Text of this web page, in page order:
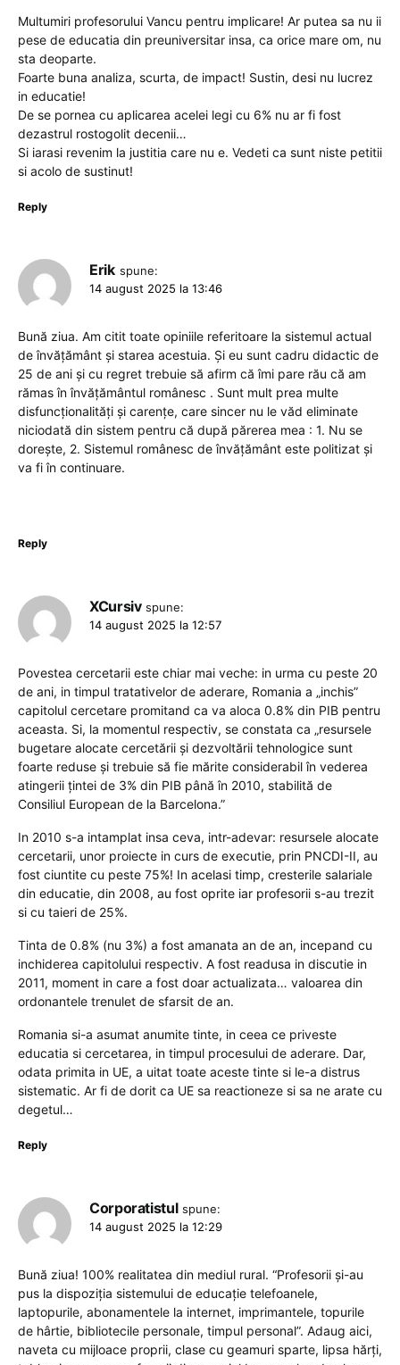
Multumiri profesorului Vancu pentru implicare! Ar putea sa nu ii
pese de educatia din preuniversitar insa, ca orice mare om, nu
sta deoparte.
Foarte buna analiza, scurta, de impact! Sustin, desi nu lucrez
in educatie!
De se pornea cu aplicarea acelei legi cu 6% nu ar fi fost
dezastrul rostogolit decenii…
Si iarasi revenim la justitia care nu e. Vedeti ca sunt niste petitii
si acolo de sustinut!
Reply
Erik spune:
14 august 2025 la 13:46
Bună ziua. Am citit toate opiniile referitoare la sistemul actual
de învățământ și starea acestuia. Și eu sunt cadru didactic de
25 de ani și cu regret trebuie să afirm că îmi pare rău că am
rămas în învățământul românesc . Sunt mult prea multe
disfuncționalități și carențe, care sincer nu le văd eliminate
niciodată din sistem pentru că după părerea mea : 1. Nu se
dorește, 2. Sistemul românesc de învățământ este politizat și
va fi în continuare.
Reply
XCursiv spune:
14 august 2025 la 12:57
Povestea cercetarii este chiar mai veche: in urma cu peste 20
de ani, in timpul tratativelor de aderare, Romania a „inchis”
capitolul cercetare promitand ca va aloca 0.8% din PIB pentru
aceasta. Si, la momentul respectiv, se constata ca „resursele
bugetare alocate cercetării şi dezvoltării tehnologice sunt
foarte reduse şi trebuie să fie mărite considerabil în vederea
atingerii ţintei de 3% din PIB până în 2010, stabilită de
Consiliul European de la Barcelona.”
In 2010 s-a intamplat insa ceva, intr-adevar: resursele alocate
cercetarii, unor proiecte in curs de executie, prin PNCDI-II, au
fost ciuntite cu peste 75%! In acelasi timp, cresterile salariale
din educatie, din 2008, au fost oprite iar profesorii s-au trezit
si cu taieri de 25%.
Tinta de 0.8% (nu 3%) a fost amanata an de an, incepand cu
inchiderea capitolului respectiv. A fost readusa in discutie in
2011, moment in care a fost doar actualizata… valoarea din
ordonantele trenulet de sfarsit de an.
Romania si-a asumat anumite tinte, in ceea ce priveste
educatia si cercetarea, in timpul procesului de aderare. Dar,
odata primita in UE, a uitat toate aceste tinte si le-a distrus
sistematic. Ar fi de dorit ca UE sa reactioneze si sa ne arate cu
degetul…
Reply
Corporatistul spune:
14 august 2025 la 12:29
Bună ziua! 100% realitatea din mediul rural. “Profesorii și-au
pus la dispoziția sistemului de educație telefoanele,
laptopurile, abonamentele la internet, imprimantele, topurile
de hârtie, bibliotecile personale, timpul personal”. Adaug aici,
naveta cu mijloace proprii, clase cu geamuri sparte, lipsa hărți,